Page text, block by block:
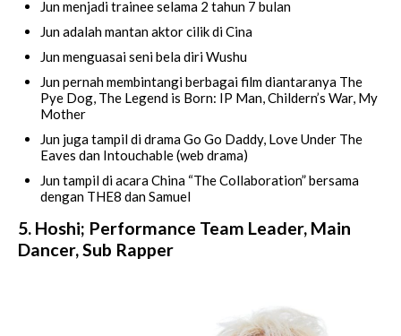
Jun menjadi trainee selama 2 tahun 7 bulan
Jun adalah mantan aktor cilik di Cina
Jun menguasai seni bela diri Wushu
Jun pernah membintangi berbagai film diantaranya The
Pye Dog, The Legend is Born: IP Man, Childern’s War, My
Mother
Jun juga tampil di drama Go Go Daddy, Love Under The
Eaves dan Intouchable (web drama)
Jun tampil di acara China “The Collaboration” bersama
dengan THE8 dan Samuel
5. Hoshi; Performance Team Leader, Main
Dancer, Sub Rapper